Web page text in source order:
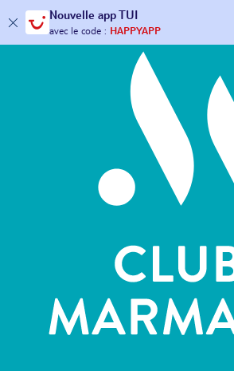
Nouvelle app TUI
30€ offerts*sur votrevoyage !
avec le code :HAPPYAPP
Hôtels & Clubs